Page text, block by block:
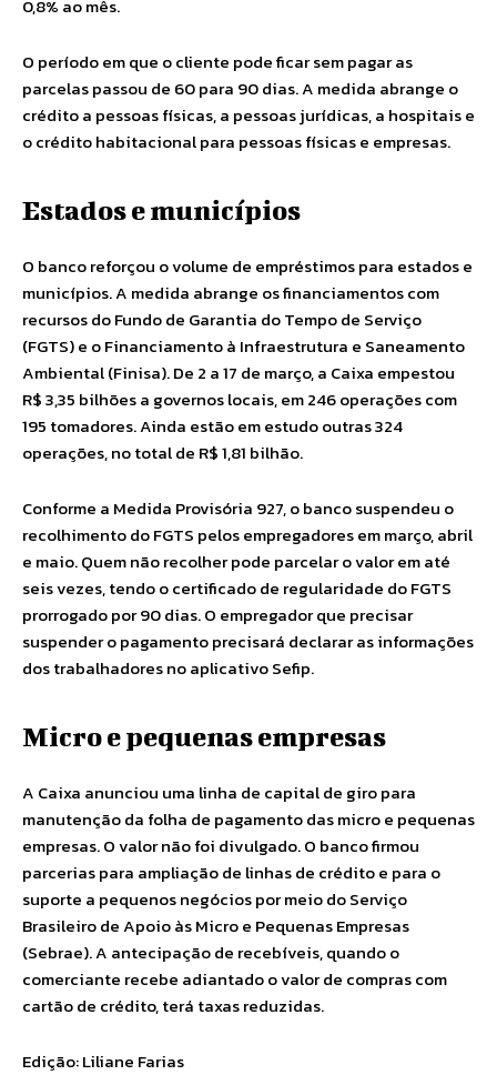
0,8% ao mês.
O período em que o cliente pode ficar sem pagar as
parcelas passou de 60 para 90 dias. A medida abrange o
crédito a pessoas físicas, a pessoas jurídicas, a hospitais e
o crédito habitacional para pessoas físicas e empresas.
Estados e municípios
O banco reforçou o volume de empréstimos para estados e
municípios. A medida abrange os financiamentos com
recursos do Fundo de Garantia do Tempo de Serviço
(FGTS) e o Financiamento à Infraestrutura e Saneamento
Ambiental (Finisa). De 2 a 17 de março, a Caixa empestou
R$ 3,35 bilhões a governos locais, em 246 operações com
195 tomadores. Ainda estão em estudo outras 324
operações, no total de R$ 1,81 bilhão.
Conforme a Medida Provisória 927, o banco suspendeu o
recolhimento do FGTS pelos empregadores em março, abril
e maio. Quem não recolher pode parcelar o valor em até
seis vezes, tendo o certificado de regularidade do FGTS
prorrogado por 90 dias. O empregador que precisar
suspender o pagamento precisará declarar as informações
dos trabalhadores no aplicativo Sefip.
Micro e pequenas empresas
A Caixa anunciou uma linha de capital de giro para
manutenção da folha de pagamento das micro e pequenas
empresas. O valor não foi divulgado. O banco firmou
parcerias para ampliação de linhas de crédito e para o
suporte a pequenos negócios por meio do Serviço
Brasileiro de Apoio às Micro e Pequenas Empresas
(Sebrae). A antecipação de recebíveis, quando o
comerciante recebe adiantado o valor de compras com
cartão de crédito, terá taxas reduzidas.
Edição: Liliane Farias